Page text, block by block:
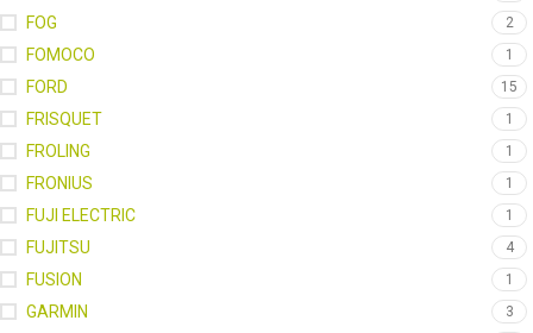
FOG 2
FOMOCO 1
FORD 15
FRISQUET 1
FROLING 1
FRONIUS 1
FUJI ELECTRIC 1
FUJITSU 4
FUSION 1
GARMIN 3